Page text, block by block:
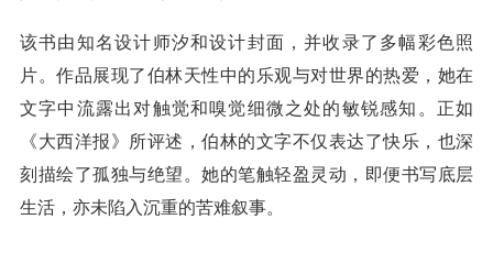
该书由知名设计师汐和设计封面，并收录了多幅彩色照
片。作品展现了伯林天性中的乐观与对世界的热爱，她在
文字中流露出对触觉和嗅觉细微之处的敏锐感知。正如
《大西洋报》所评述，伯林的文字不仅表达了快乐，也深
刻描绘了孤独与绝望。她的笔触轻盈灵动，即便书写底层
生活，亦未陷入沉重的苦难叙事。